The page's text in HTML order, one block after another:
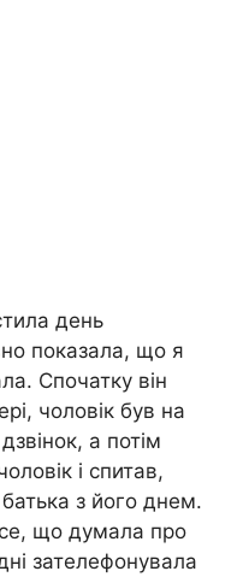
день
показала, що я
Спочатку він
чоловік був на
а потім
і спитав,
з його днем.
що думала про
зателефонувала